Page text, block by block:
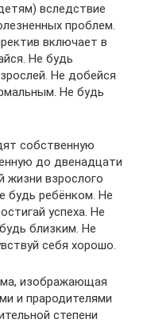
вследствие
проблем.
включает в
Не будь
Не добейся
Не будь
собственную
до двенадцати
жизни взрослого
будь ребёнком. Не
успеха. Не
близким. Не
себя хорошо.
изображающая
и прародителями
степени